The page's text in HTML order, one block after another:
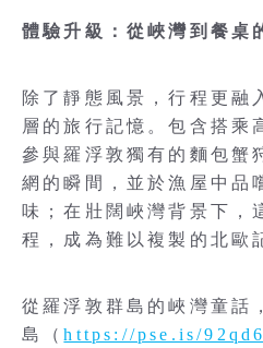
體驗升級：從峽灣到餐桌
除了靜態風景，行程更融
層的旅行記憶。包含搭乘
參與羅浮敦獨有的麵包蟹
網的瞬間，並於漁屋中品
味；在壯闊峽灣背景下，
程，成為難以複製的北歐
從羅浮敦群島的峽灣童話
島（https://pse.is/